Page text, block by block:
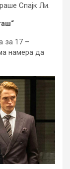
Спајк Ли.
за 17 –
намера да